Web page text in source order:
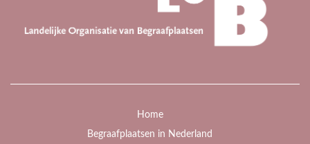
Home
Begraafplaatsen in Nederland